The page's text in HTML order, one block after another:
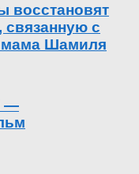
восстановят
связанную с
Шамиля
—